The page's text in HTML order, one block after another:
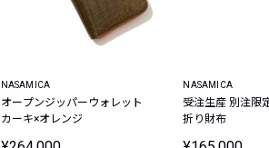
NASAMICA
オープンジッパーウォレット
カーキ×オレンジ
NASAMICA
受注生産 別注限
折り財布